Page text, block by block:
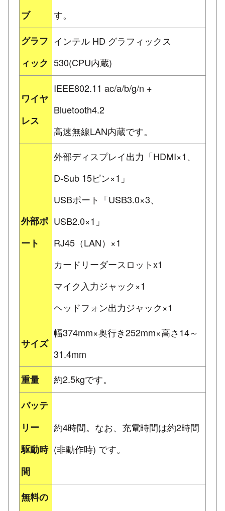
ブ
す。
グラフ
ィック
インテル HD グラフィックス
530(CPU内蔵)
ワイヤ
レス
IEEE802.11 ac/a/b/g/n +
Bluetooth4.2
高速無線LAN内蔵です。
外部ポ
ート
外部ディスプレイ出力「HDMI×1、
D-Sub 15ピン×1」
USBポート「USB3.0×3、
USB2.0×1」
RJ45（LAN）×1
カードリーダースロットx1
マイク入力ジャック×1
ヘッドフォン出力ジャック×1
サイズ
幅374mm×奥行き252mm×高さ14～
31.4mm
重量
約2.5kgです。
バッテ
リー
駆動時
間
約4時間。なお、充電時間は約2時間
(非動作時) です。
無料の